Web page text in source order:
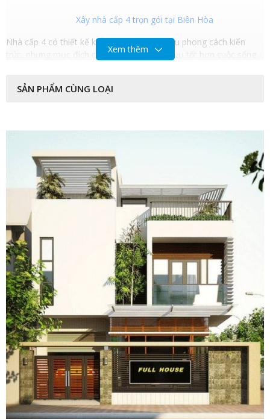
Xây nhà cấp 4 trọn gói tại Biên Hòa
Nhà cấp 4 có thiết kế khá đa dạng, với nhiều phong cách kiến
trúc, nhưng mục đích chính vẫn là để phục vụ tốt hơn cuộc sống
Xây nhà cấp 4 trọn gói giá bao nhiêu còn phụ thuộc vào chất
nhau giá giao động từ 350 - 500 triệu tùy vào yêu cầu cảu chủ
Những mẫu nhà cấp 4 mà công ty Bình An Lê xây dựng
trọn gói tại Biên Hòa.
Xây nhà cấp 4 trọn góimái Thái
Đây có lẽ là mẫu nhà cấp 4 đẹpphổ biến nhất bởi thiết kế mái thái
đẹp, quyến rũ lại có nhiều ưu điểm như có khả năng chống nóng,
chống ẩm tốt,… Đó cũng là lý do tại sao những năm gần đây,
những loại mái tôn, mái bằng,… thường được thay thế bằng mái
thái hiện đại.
Xây nhà cấp 4 trọn gói tại Biên Hòa
Nhược điểm duy nhất khi xây dựng mẫu nhà mái thái này là chi
phí có đắt hơn so với những loại nhà mái khác, việc thi công cũng
mất nhiều thời gian hơn do phần mái cần tỉ mỉ, cẩn thận.
Xây nhà cấp 4 trọn gói có sân vườn hoặc gara ô tô.
Xem thêm
SẢN PHẨM CÙNG LOẠI